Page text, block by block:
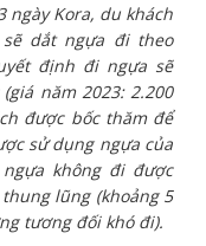
ngày Kora, du khách
dắt ngựa đi theo
định đi ngựa sẽ
năm 2023: 2.200
được bốc thăm để
sử dụng ngựa của
không đi được
lũng (khoảng 5
tương đối khó đi).